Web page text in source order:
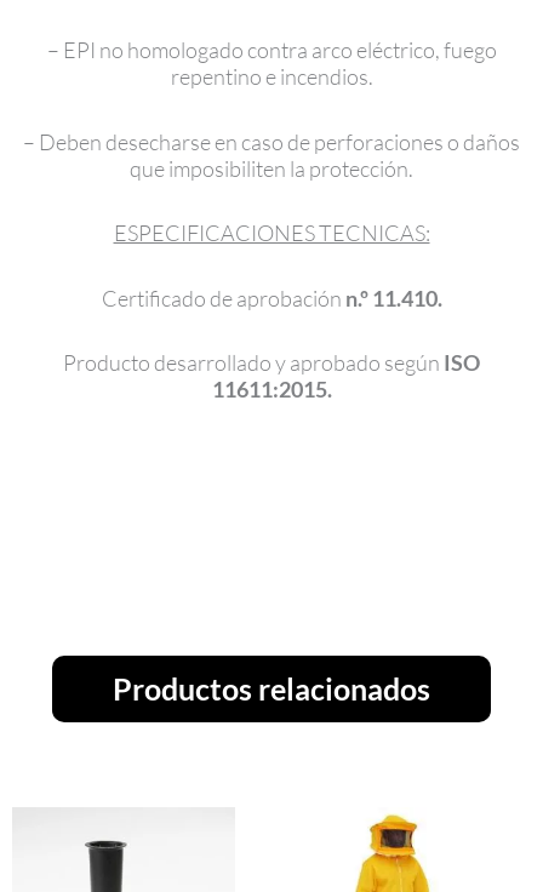
– EPI no homologado contra arco eléctrico, fuego
repentino e incendios.
– Deben desecharse en caso de perforaciones o daños
que imposibiliten la protección.
ESPECIFICACIONES TECNICAS:
Certificado de aprobación n.º 11.410.
Producto desarrollado y aprobado según ISO
11611:2015.
Productos relacionados